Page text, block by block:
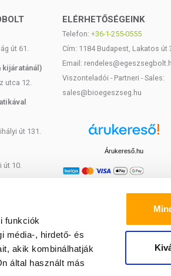
funkciók
média-, hirdető- és
akik kombinálhatják
által használt más
út 61.
kijáratánál)
utca 12.
út 131.
út 10.
út 71.
ELÉRHETŐSÉGEINK
Telefon: +36-1-255-0555
Cím: 1184 Budapest, Lakatos út
Email:
Viszonteladói - Partneri - Sales:
sales@bioegeszseg.hu
Árukereső.hu